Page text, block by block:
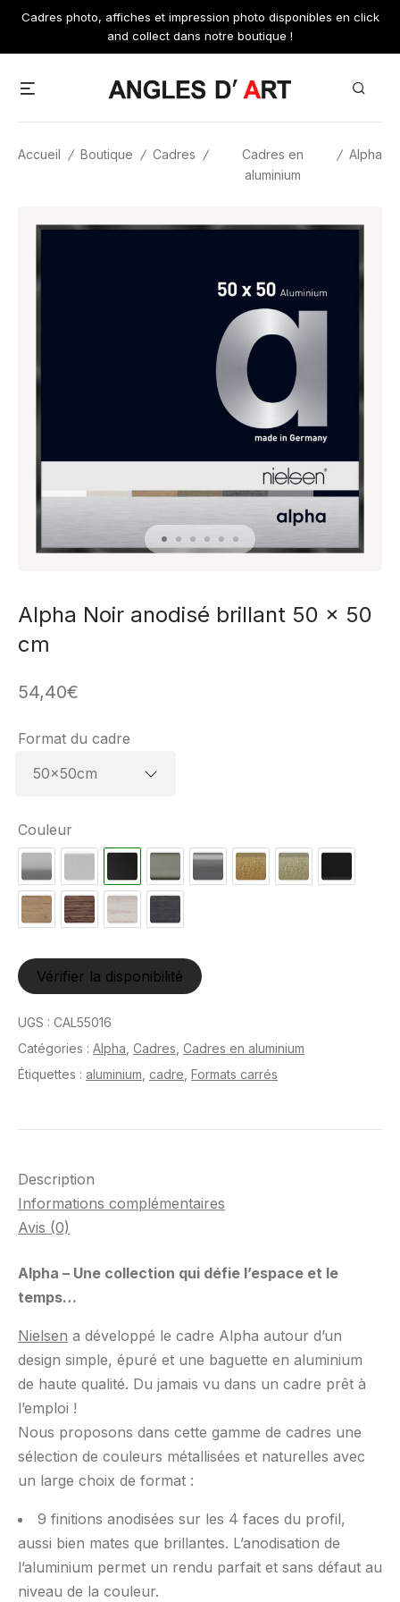
Skip
content
Cadres photo, affiches et impression photo disponibles en click
and collect dans notre boutique !
Accueil / Boutique / Cadres /
Cadres en
aluminium
/ Alpha
Alpha Noir anodisé brillant 50 x 50
cm
54,40€
Format du cadre
Couleur
Vérifier la disponibilité
UGS : CAL55016
Catégories : Alpha Cadres Cadres en aluminium
Étiquettes : aluminium cadre Formats carrés
Description
Informations complémentaires
Avis (0)
Alpha – Une collection qui défie l’espace et le
temps…
Nielsen a développé le cadre Alpha autour d’un
design simple, épuré et une baguette en aluminium
de haute qualité. Du jamais vu dans un cadre prêt à
l’emploi !
Nous proposons dans cette gamme de cadres une
sélection de couleurs métallisées et naturelles avec
un large choix de format :
9 finitions anodisées sur les 4 faces du profil,
aussi bien mates que brillantes. L’anodisation de
l’aluminium permet un rendu parfait et sans défaut au
niveau de la couleur.